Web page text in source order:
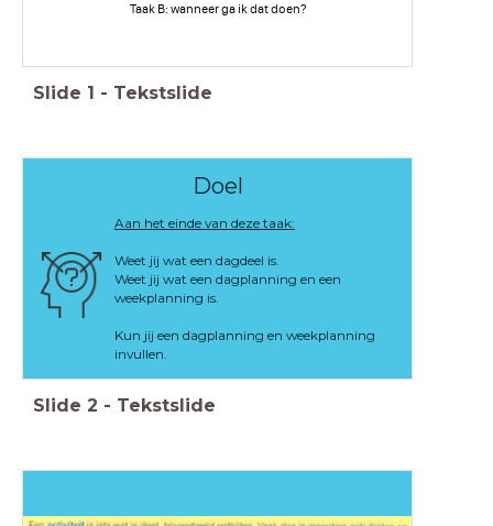
Taak B: wanneer ga ik dat doen?
Slide 1 - Tekstslide
Doel
Aan het einde van deze taak:
Weet jij wat een dagdeel is.
Weet jij wat een dagplanning en een
weekplanning is.
Kun jij een dagplanning en weekplanning
invullen.
Slide 2 - Tekstslide